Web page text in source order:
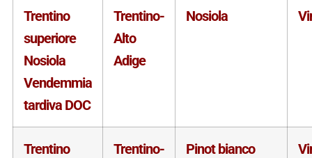
Trentino
superiore
Nosiola
Vendemmia
tardiva DOC
Trentino-
Alto
Adige
Nosiola
Trentino
Trentino-
Pinot bianco